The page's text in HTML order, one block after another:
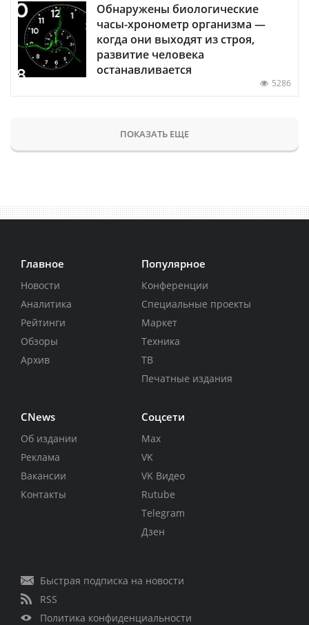
Обнаружены биологические
часы-хронометр организма —
когда они выходят из строя,
развитие человека
останавливается
5286
ПОКАЗАТЬ ЕЩЕ
Главное
Новости
Аналитика
Рейтинги
Обзоры
Архив
Популярное
Конференции
Специальные проекты
Маркет
Техника
ТВ
Печатные издания
CNews
Об издании
Реклама
Вакансии
Контакты
Соцсети
Max
VK
VK Видео
Rutube
Telegram
Дзен
Быстрая подписка на новости
RSS
Политика конфиденциальности